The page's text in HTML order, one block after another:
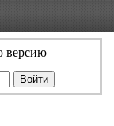
версию